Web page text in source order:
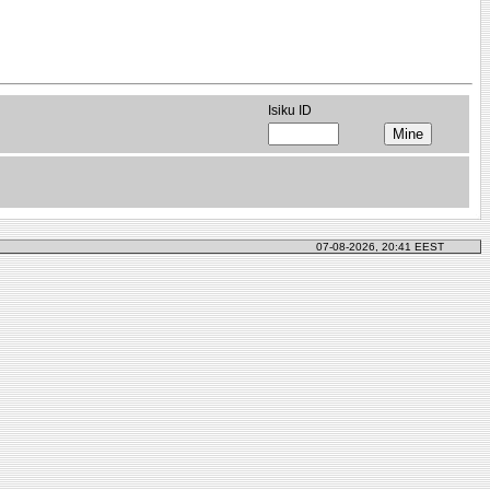
Isiku ID
07-08-2026, 20:41 EEST